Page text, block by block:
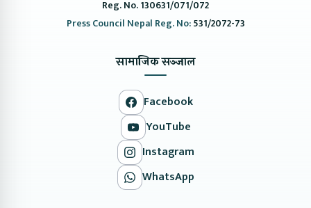
Reg. No. 130631/071/072
Press Council Nepal Reg. No:531/2072-73
सामाजिक सञ्जाल
Facebook
YouTube
Instagram
WhatsApp